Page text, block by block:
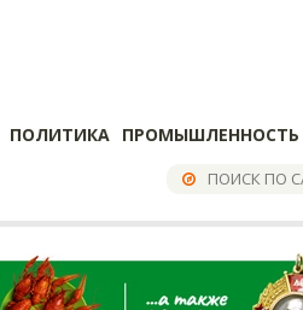
ПОЛИТИКА ПРОМЫШЛЕННОСТЬ